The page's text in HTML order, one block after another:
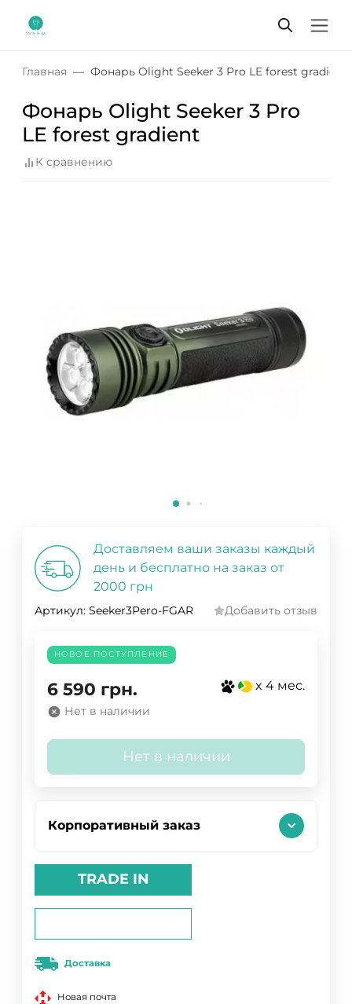
Главная Фонарь Olight Seeker 3 Pro LE forest gradient
Фонарь Olight Seeker 3 Pro
LE forest gradient
К сравнению
Доставляем ваши заказы каждый
день и бесплатно на заказ от
2000 грн
Артикул: Seeker3Pero-FGAR Добавить отзыв
НОВОЕ ПОСТУПЛЕНИЕ
6 590 грн. x 4 мес.
Нет в наличии
Нет в наличии
Корпоративный заказ
TRADE IN
Доставка
Новая почта